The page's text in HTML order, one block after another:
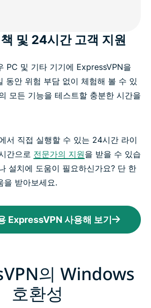
및 24시간 고객 지원
PC 및 기타 기기에 ExpressVPN을
동안 위험 부담 없이 체험해 볼 수 있
모든 기능을 테스트할 충분한 시간을
서 직접 실행할 수 있는 24시간 라이
간으로 전문가의 지원을 받을 수 있습
설치에 도움이 필요하신가요? 단 한
을 받아보세요.
ExpressVPN 사용해 보기
의 Windows
호환성